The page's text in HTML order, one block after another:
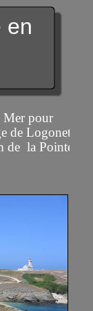
Mer pour
de Logonet.
de la Pointe
en